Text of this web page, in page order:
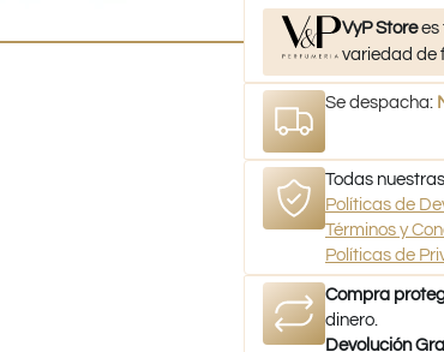
VyP Storees
variedad de
Se despacha:
Todas
Políticas de
Términos y
Políticas de
Compra
dinero.
Devolución